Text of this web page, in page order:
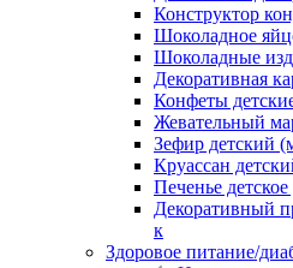
Конструктор
Шоколадное
Шоколадные
Декоративная
Конфеты
Жевательный
Зефир детский
Круассан
Печенье детское
Декоративный
к
Здоровое питание/